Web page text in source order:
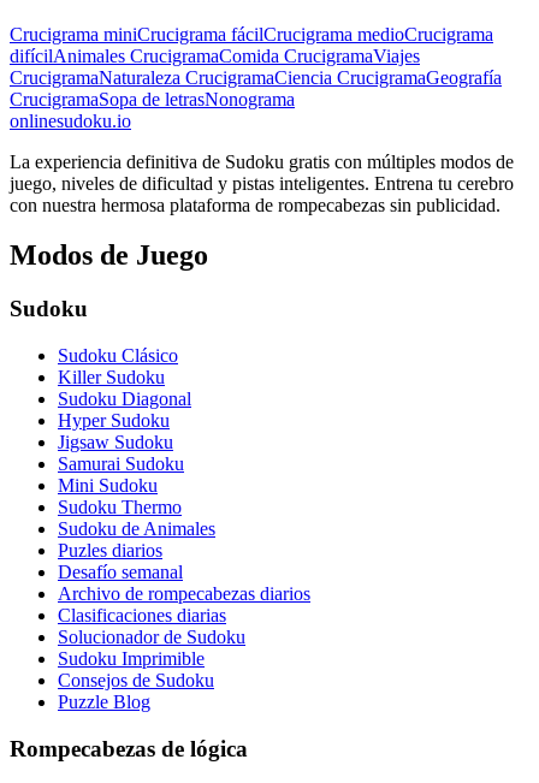
Crucigrama miniCrucigrama fácilCrucigrama medioCrucigrama
difícilAnimales CrucigramaComida CrucigramaViajes
CrucigramaNaturaleza CrucigramaCiencia CrucigramaGeografía
CrucigramaSopa de letrasNonograma
onlinesudoku.io
La experiencia definitiva de Sudoku gratis con múltiples modos de
juego, niveles de dificultad y pistas inteligentes. Entrena tu cerebro
con nuestra hermosa plataforma de rompecabezas sin publicidad.
Modos de Juego
Sudoku
Sudoku Clásico
Killer Sudoku
Sudoku Diagonal
Hyper Sudoku
Jigsaw Sudoku
Samurai Sudoku
Mini Sudoku
Sudoku Thermo
Sudoku de Animales
Puzles diarios
Desafío semanal
Archivo de rompecabezas diarios
Clasificaciones diarias
Solucionador de Sudoku
Sudoku Imprimible
Consejos de Sudoku
Puzzle Blog
Rompecabezas de lógica